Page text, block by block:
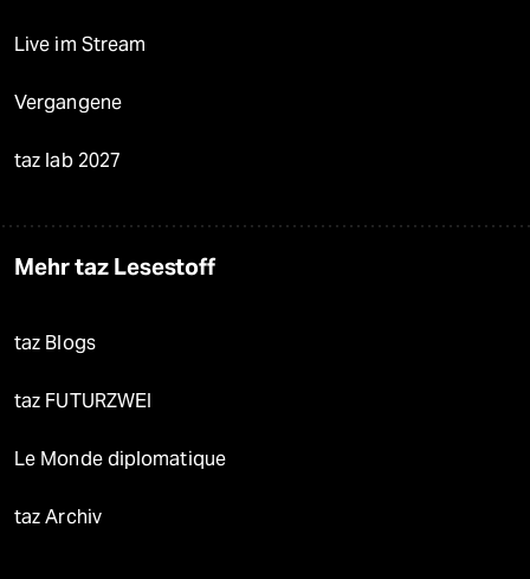
Live im Stream
Vergangene
taz lab 2027
Mehr taz Lesestoff
taz Blogs
taz FUTURZWEI
Le Monde diplomatique
taz Archiv